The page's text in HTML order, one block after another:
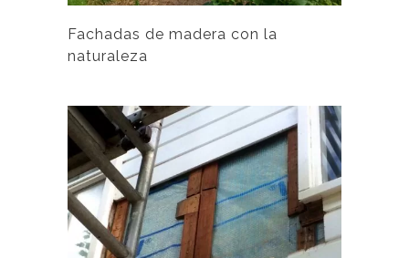
Fachadas de madera con la
naturaleza